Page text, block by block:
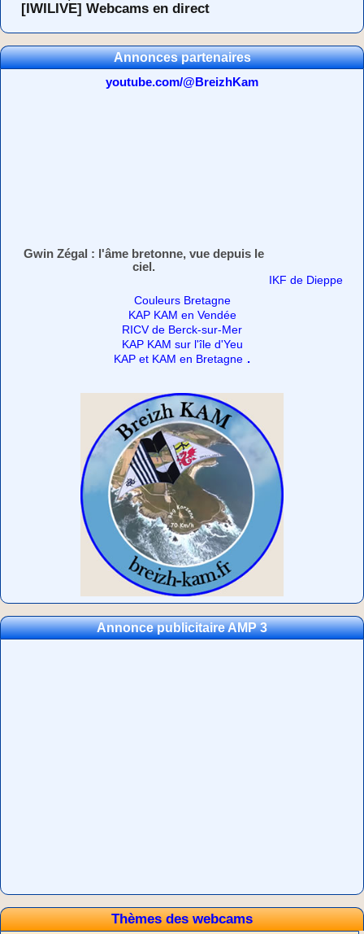
[IWILIVE] Webcams en direct
Annonces partenaires
youtube.com/@BreizhKam
Gwin Zégal : l'âme bretonne, vue depuis le
ciel.
IKF de Dieppe
Couleurs Bretagne
KAP KAM en Vendée
RICV de Berck-sur-Mer
KAP KAM sur l'île d'Yeu
KAP et KAM en Bretagne .
Annonce publicitaire AMP 3
Thèmes des webcams